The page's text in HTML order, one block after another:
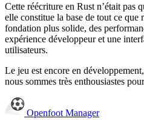
Cette réécriture en Rust n’était pas
elle constitue la base de tout ce
fondation plus solide, des
expérience développeur et une
utilisateurs.
Le jeu est encore en
nous sommes très enthousiastes
Openfoot Manager